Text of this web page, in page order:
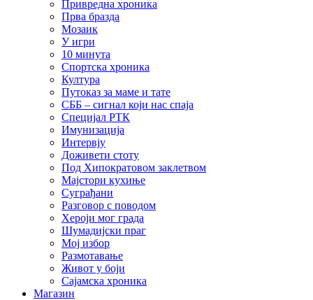
Привредна хроника
Прва бразда
Мозаик
У игри
10 минута
Спортска хроника
Култура
Путоказ за маме и тате
СББ – сигнал који нас спаја
Специјал РТК
Имунизација
Интервју
Доживети стоту
Под Хипократовом заклетвом
Мајстори кухиње
Суграђани
Разговор с поводом
Хероји мог града
Шумадијски праг
Мој избор
Размотавање
Живот у боји
Сајамска хроника
Магазин